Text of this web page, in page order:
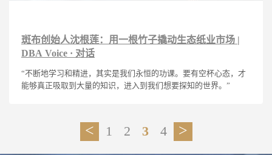
斑布创始人沈根莲：用一根竹子撬动生态纸业市场 |
DBA Voice · 对话
“不断地学习和精进，其实是我们永恒的功课。要有空杯心态，才
能够真正吸取到大量的知识，进入到我们想要探知的世界。”
< 1 2 3 4 >